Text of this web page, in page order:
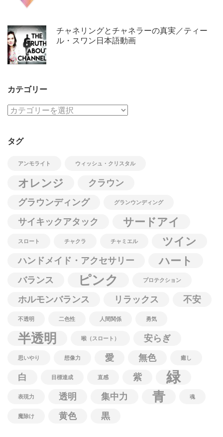
チャネリングとチャネラーの真実／ティー
ル・スワン日本語動画
カテゴリー
カ
リ
タグ
アンモライト ウィッシュ・クリスタル
オレンジ クラウン
グラウンディング グランウンディング
サイキックアタック サードアイ
スロート チャクラ チャミエル ツイン
ハンドメイド・アクセサリー ハート
バランス ピンク プロテクション
ホルモンバランス リラックス 不安
不透明 二色性 人間関係 勇気
半透明 喉（スロート） 安らぎ
思いやり 想像力 愛 無色 癒し
白 目標達成 直感 紫 緑
表現力 透明 集中力 青 魂
魔除け 黄色 黒